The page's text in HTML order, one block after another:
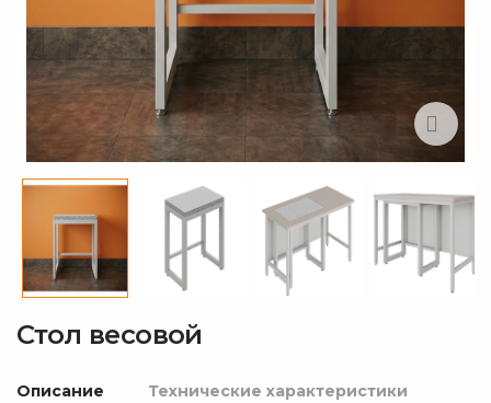
Стол весовой
Описание Технические характеристики